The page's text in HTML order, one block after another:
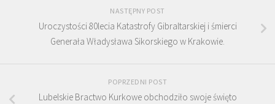
NASTĘPNY POST
Uroczystości 80lecia Katastrofy Gibraltarskiej i śmierci
Generała Władysława Sikorskiego w Krakowie.
POPRZEDNI POST
Lubelskie Bractwo Kurkowe obchodziło swoje święto